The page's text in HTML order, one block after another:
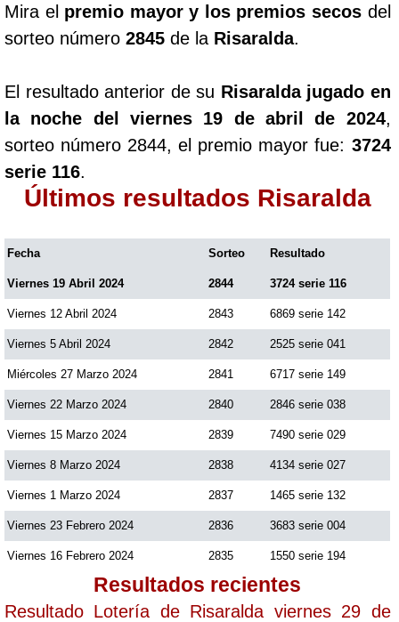
Paisita Día
Paisita 3
Pick 3 Día
Pick 3 Noche
Pick 4 Día
Pick 4 Noche
Pijao de Oro
Saman de la suerte
Sinuano Día
Sinuano Noche
Super Chontico Noche
Mira el premio mayor y los premios secosdel
sorteo número 2845 de la Risaralda.
El resultado anterior de su Risaralda jugado en
la noche del viernes 19 de abril de 2024,
sorteo número 2844, el premio mayor fue: 3724
serie 116.
Últimos resultados Risaralda
Fecha Sorteo Resultado
Viernes 19 Abril 2024 2844 3724 serie 116
Viernes 12 Abril 2024 2843 6869 serie 142
Viernes 5 Abril 2024 2842 2525 serie 041
Miércoles 27 Marzo 2024 2841 6717 serie 149
Viernes 22 Marzo 2024 2840 2846 serie 038
Viernes 15 Marzo 2024 2839 7490 serie 029
Viernes 8 Marzo 2024 2838 4134 serie 027
Viernes 1 Marzo 2024 2837 1465 serie 132
Viernes 23 Febrero 2024 2836 3683 serie 004
Viernes 16 Febrero 2024 2835 1550 serie 194
Resultados recientes
Resultado Lotería de Risaralda viernes 29 de